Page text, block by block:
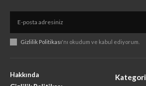
Gizlilik Politikası'nı okudum ve kabul ediyorum.
Hakkında
Kategori